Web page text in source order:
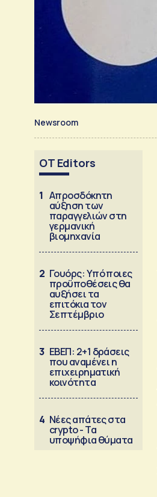
Newsroom
OT Editors
1 Απροσδόκητη
αύξηση των
παραγγελιών στη
γερμανική
βιομηχανία
2 Γουόρς: Υπό ποιες
προϋποθέσεις θα
αυξήσει τα
επιτόκια τον
Σεπτέμβριο
3 ΕΒΕΠ: 2+1 δράσεις
που αναμένει η
επιχειρηματική
κοινότητα
4 Νέες απάτες στα
crypto - Τα
υποψήφια θύματα